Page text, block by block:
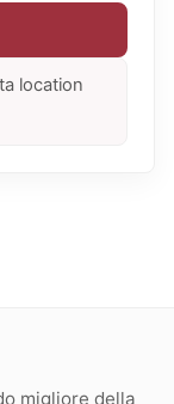
location
migliore della